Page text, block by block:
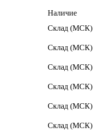
Наличие
Склад (МСК)
Склад (МСК)
Склад (МСК)
Склад (МСК)
Склад (МСК)
Склад (МСК)